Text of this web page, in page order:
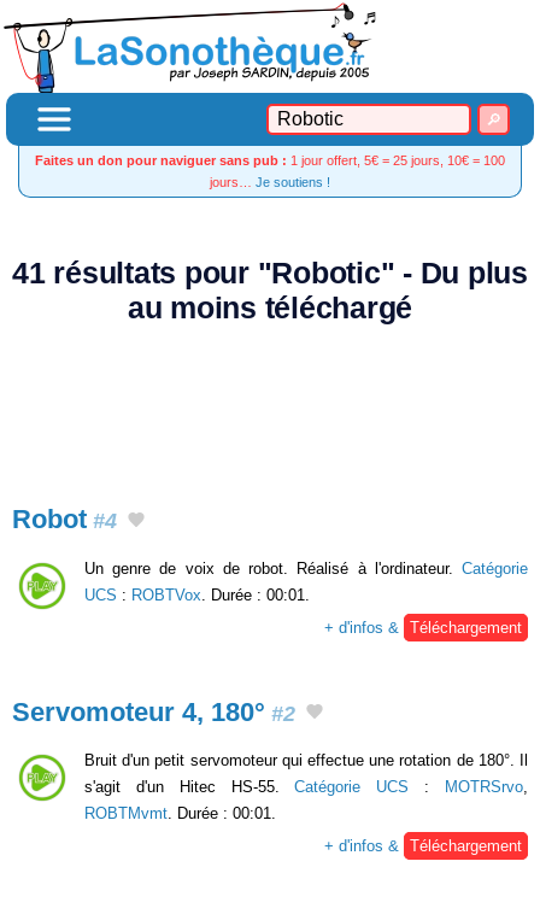
Faites un don pour naviguer sans pub : 1 jour offert, 5€ = 25 jours, 10€ = 100
jours… Je soutiens !
41 résultats pour "Robotic" - Du plus
au moins téléchargé
Robot #4
Un genre de voix de robot. Réalisé à l'ordinateur. Catégorie
UCS : ROBTVox . Durée : 00:01.
+ d'infos &
Téléchargement
Servomoteur 4, 180° #2
Bruit d'un petit servomoteur qui effectue une rotation de 180°. Il
s'agit d'un Hitec HS-55.Catégorie UCS : MOTRSrvo,
ROBTMvmt. Durée : 00:01.
+ d'infos & Téléchargement